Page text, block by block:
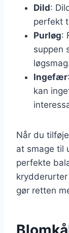
Dild:
perfekt
Purløg:
suppen
Ingefær
kan
Når du
at smage til
perfekte
gør retten